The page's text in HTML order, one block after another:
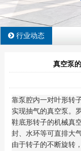
行业动态
真空泵
靠泵腔内一对叶形转
实现抽气的真空泵。
鞋底形转子的机械真
封、水环等可直排大
由于转子的不断旋转